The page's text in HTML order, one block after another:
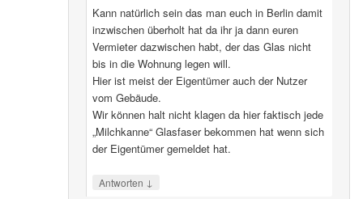
Kann natürlich sein das man euch in Berlin damit
inzwischen überholt hat da ihr ja dann euren
Vermieter dazwischen habt, der das Glas nicht
bis in die Wohnung legen will.
Hier ist meist der Eigentümer auch der Nutzer
vom Gebäude.
Wir können halt nicht klagen da hier faktisch jede
„Milchkanne“ Glasfaser bekommen hat wenn sich
der Eigentümer gemeldet hat.
Antworten ↓